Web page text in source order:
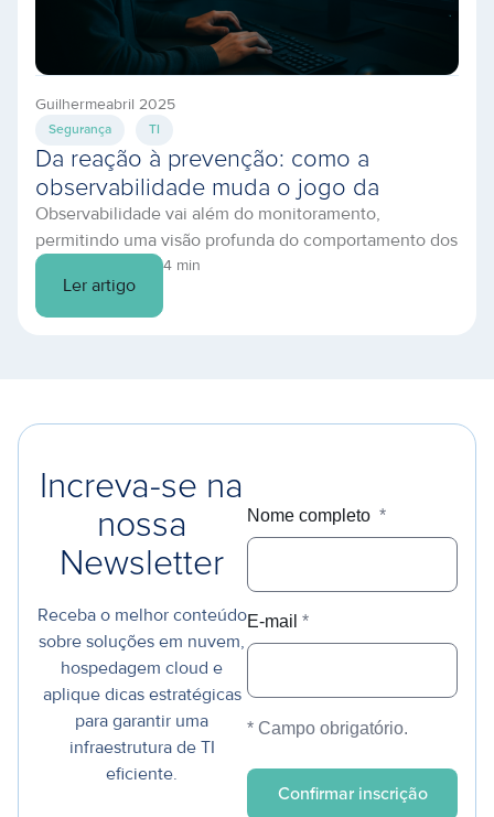
Guilhermeabril 2025
Segurança TI
Da reação à prevenção: como a
observabilidade muda o jogo da
infraestrutura em nuvem
Observabilidade vai além do monitoramento,
permitindo uma visão profunda do comportamento dos
sistemas. Descubra como prevenir falhas e otimizar
sua TI.Ler artigo
4 min
Increva-se na
nossa
Newsletter
Receba o melhor conteúdo
sobre soluções em nuvem,
hospedagem cloud e
aplique dicas estratégicas
para garantir uma
infraestrutura de TI
eficiente.
Nome completo *
E-mail *
* Campo obrigatório.